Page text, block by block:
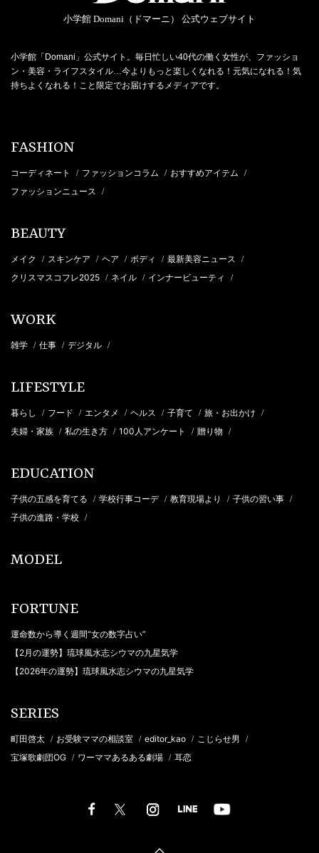
小学館 Domani（ドマーニ） 公式ウェブサイト
小学館「Domani」公式サイト。毎日忙しい40代の働く女性が、ファッショ
ン・美容・ライフスタイル…今よりもっと楽しくなれる！元気になれる！気
持ちよくなれる！こと限定でお届けするメディアです。
FASHION
コーディネート / ファッションコラム / おすすめアイテム /
ファッションニュース /
BEAUTY
メイク / スキンケア / ヘア / ボディ / 最新美容ニュース /
クリスマスコフレ2025 / ネイル / インナービューティ /
WORK
雑学 / 仕事 / デジタル /
LIFESTYLE
暮らし / フード / エンタメ / ヘルス / 子育て / 旅・お出かけ /
夫婦・家族 / 私の生き方 / 100人アンケート / 贈り物 /
EDUCATION
子供の五感を育てる / 学校行事コーデ / 教育現場より / 子供の習い事 /
子供の進路・学校 /
MODEL
FORTUNE
運命数から導く週間“女の数字占い”
【2月の運勢】琉球風水志シウマの九星気学
【2026年の運勢】琉球風水志シウマの九星気学
SERIES
町田啓太 / お受験ママの相談室 / editor_kao / こじらせ男 /
宝塚歌劇団OG / ワーママあるある劇場 / 耳恋